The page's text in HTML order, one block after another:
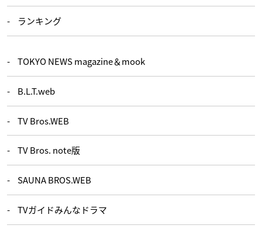
ランキング
TOKYO NEWS magazine＆mook
B.L.T.web
TV Bros.WEB
TV Bros. note版
SAUNA BROS.WEB
TVガイドみんなドラマ